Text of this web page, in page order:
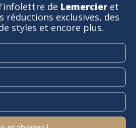
de Lemercier et
réductions exclusives, des
styles et encore plus.